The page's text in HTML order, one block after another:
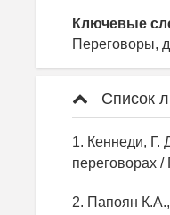
Ключевые
Переговоры,
Список
1. Кеннеди, Г.
переговорах
2. Папоян